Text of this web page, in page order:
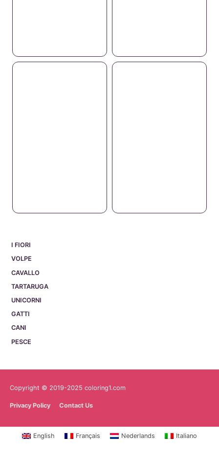
I FIORI
VOLPE
CAVALLO
TARTARUGA
UNICORNI
GATTI
CANI
PESCE
Copyright © 2019-2025 coloring1.com
Privacy Policy Contact Us
English Français Nederlands Italiano